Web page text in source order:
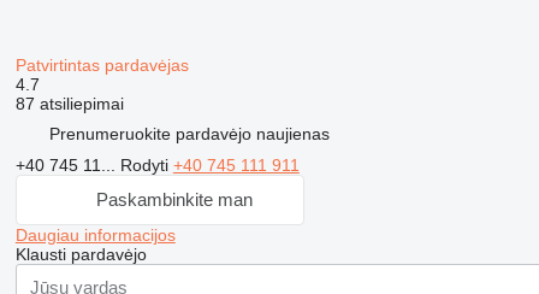
Patvirtintas pardavėjas
4.7
87 atsiliepimai
Prenumeruokite pardavėjo naujienas
+40 745 11... Rodyti +40 745 111 911
Paskambinkite man
Daugiau informacijos
Klausti pardavėjo